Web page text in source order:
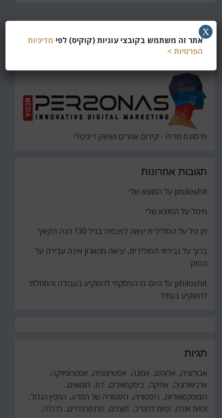
חפש
את
חיפוש
פרסונס מדיה - קידום אתרים ושיווק דיגיטלי
תגובות אחרונות
philoshit על המוצא שלי
מיטל על המוצא שלי
חן טל על הסולידית יצאה לפנסיה בגיל 30? הנה הקאץ'
ברוך על גבירתי הסולידית, יציאה מהארון אינה עבירה על
החוק
philoshit על היום בו הפסקתי להשקיע בעבודה והתחלתי
להשקיע בעתיד
תגיות
אבולוציה אלוהים אמונה אסטרונומיה
אסטרופיזיקה
ארכיאולוגיה
אתיקה ביסקסואלים דת הומואים
הומוסקסואליות היסטוריה היסטוריה של המדע המפץ הגדול
זכויות אזרח זכויות להט"ב חוצנים טרנסג'נדרים
כלכלה
אתר זה משתמש בקובצי עוגיות (קוקיס) לפי מדיניות
הפרטיות >
X